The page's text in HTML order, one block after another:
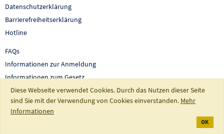
Datenschutzerklärung
Barrierefreiheitserklärung
Hotline
FAQs
Informationen zur Anmeldung
Informationen zum Gesetz
Auswertungen und Berichte
So fördert Österreich
Diese Webseite verwendet Cookies. Durch das Nutzen dieser Seite
sind Sie mit der Verwendung von Cookies einverstanden. Mehr
Informationen
OK